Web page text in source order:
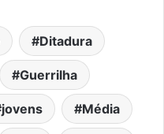
Ditadura
Guerrilha
jovens Média